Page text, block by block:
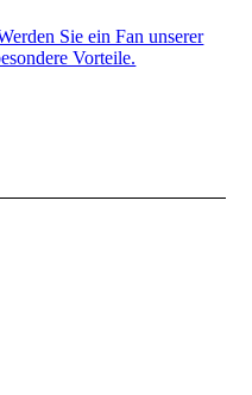
Sie ein Fan unserer
Vorteile.